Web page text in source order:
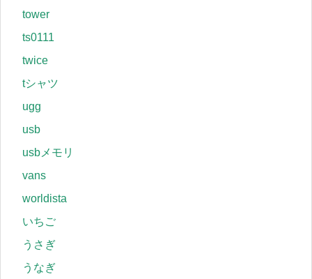
tower
ts0111
twice
tシャツ
ugg
usb
usbメモリ
vans
worldista
いちご
うさぎ
うなぎ